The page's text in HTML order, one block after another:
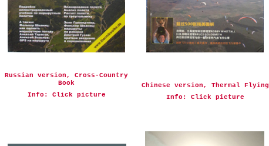
Russian version, Cross-Country
Book
Info: Click picture
Chinese version, Thermal Flying
Info: Click picture